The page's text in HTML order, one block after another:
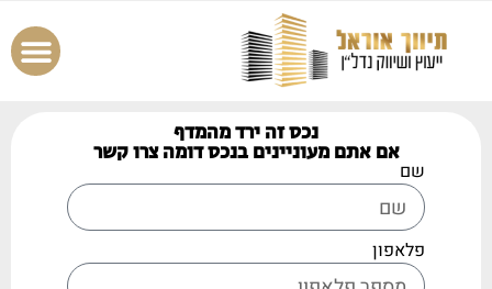
נכס זה ירד מהמדף
אם אתם מעוניינים בנכס דומה צרו קשר
שם
פלאפון